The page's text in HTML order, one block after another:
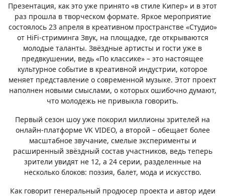
Презентация, как это уже принято «в стиле Кипер» и в этот
раз прошла в творческом формате. Яркое мероприятие
состоялось 23 апреля в креативном пространстве «Студио»
от HiFi-стриминга Звук, на площадке, где открываются
молодые таланты. Звёздные артисты и гости уже в
предвкушении, ведь «По классике» – это настоящее
культурное событие в креативной индустрии, которое
меняет представление о современной музыке. Этот проект
наполнен новыми смыслами, о которых ошибочно думают,
что молодежь не привыкла говорить.
Первый сезон шоу уже покорил миллионы зрителей на
онлайн-платформе VK VIDEO, а второй – обещает более
масштабное звучание, смелые эксперименты и
расширенный звёздный состав участников, ведь теперь
зрители увидят не 12, а 24 серии, разделенные на
несколько блоков: поэзия, балет, мода и искусство.
Как говорит генеральный продюсер проекта и автор идеи